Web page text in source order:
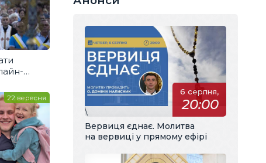
22 вересня
6 серпня,
20:00
\
Вервиця єднає. Молитва
на вервиці у прямому ефірі